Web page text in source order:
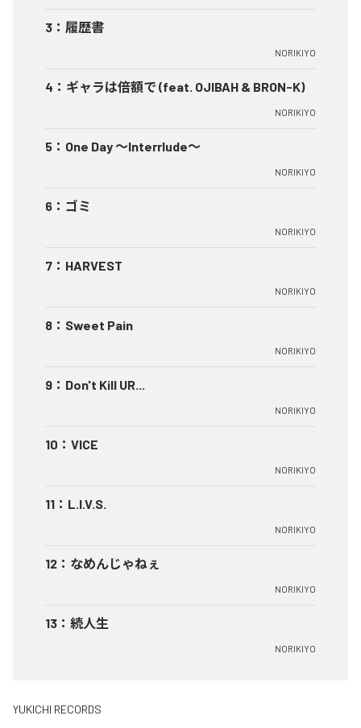
3 ： 履歴書
NORIKIYO
4 ： ギャラは倍額で (feat. OJIBAH & BRON-K)
NORIKIYO
5 ： One Day ～Interrlude～
NORIKIYO
6 ： ゴミ
NORIKIYO
7 ： HARVEST
NORIKIYO
8 ： Sweet Pain
NORIKIYO
9 ： Don't Kill UR...
NORIKIYO
10 ： VICE
NORIKIYO
11 ： L.I.V.S.
NORIKIYO
12 ： なめんじゃねぇ
NORIKIYO
13 ： 続人生
NORIKIYO
YUKICHI RECORDS